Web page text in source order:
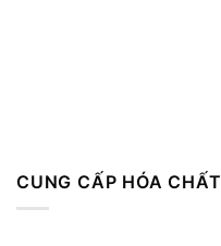
CUNG CẤP HÓA CHẤT